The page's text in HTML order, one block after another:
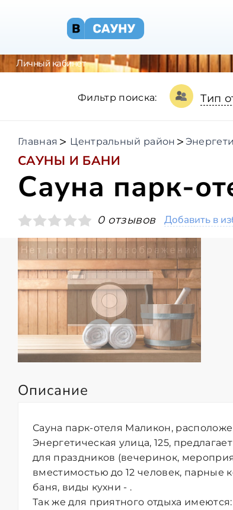
Личный кабинет
Фильтр поиска: Тип
Главная Центральный район
САУНЫ И БАНИ
Сауна парк-
0 отзывов Добавить в
Описание
Сауна парк-отеля Маликон,
Энергетическая улица, 125,
для праздников (вечеринок,
вместимостью до 12 человек, парные
баня, виды кухни - .
Так же для приятного отдыха